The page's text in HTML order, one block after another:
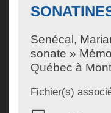
Senécal,
sonate »
Québec à
Fichier(s)